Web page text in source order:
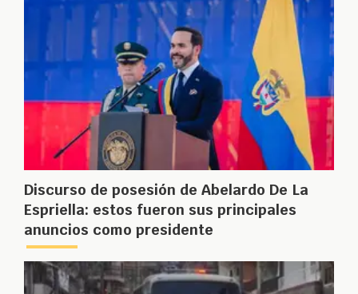
Discurso de posesión de Abelardo De La
Espriella: estos fueron sus principales
anuncios como presidente